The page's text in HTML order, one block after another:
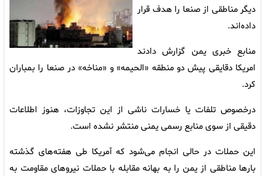
دیگر مناطقی از صنعا را هدف قرار
داده‌اند.
منابع خبری یمن گزارش دادند
امریکا دقایقی پیش دو منطقه «الحیمه» و «مناخه» در صنعا را بمباران
کرد.
درخصوص تلفات یا خسارات ناشی از این تجاوزات، هنوز اطلاعات
دقیقی از سوی منابع رسمی یمنی منتشر نشده است.
این حملات در حالی انجام می‌شود که آمریکا طی هفته‌های گذشته
بارها مناطقی از یمن را به بهانه مقابله با حملات نیروهای مقاومت به